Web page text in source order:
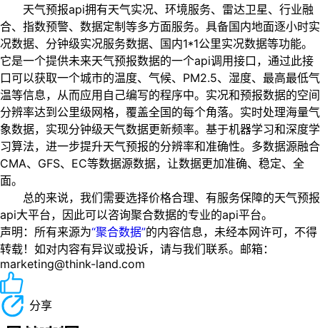
天气预报api拥有天气实况、环境服务、雷达卫星、行业融
合、指数预警、数据定制等多方面服务。具备国内地面逐小时实
况数据、分钟级实况服务数据、国内1*1公里实况数据等功能。
它是一个提供未来天气预报数据的一个api调用接口，通过此接
口可以获取一个城市的温度、气候、PM2.5、湿度、最高最低气
温等信息，从而应用自己编写的程序中。实况和预报数据的空间
分辨率达到公里级网格，覆盖全国的每个角落。实时处理海量气
象数据，实现分钟级天气数据更新频率。基于机器学习和深度学
习算法，进一步提升天气预报的分辨率和准确性。多数据源融合
CMA、GFS、EC等数据源数据，让数据更加准确、稳定、全
面。
总的来说，我们需要选择价格合理、有服务保障的天气预报
api大平台，因此可以咨询聚合数据的专业的api平台。
声明：所有来源为“聚合数据”的内容信息，未经本网许可，不得
转载！如对内容有异议或投诉，请与我们联系。邮箱：
marketing@think-land.com
分享